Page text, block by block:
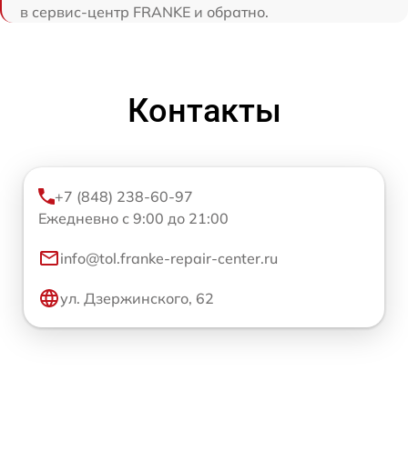
в сервис-центр FRANKE и обратно.
Контакты
+7 (848) 238-60-97
Ежедневно с 9:00 до 21:00
info@tol.franke-repair-center.ru
ул. Дзержинского, 62